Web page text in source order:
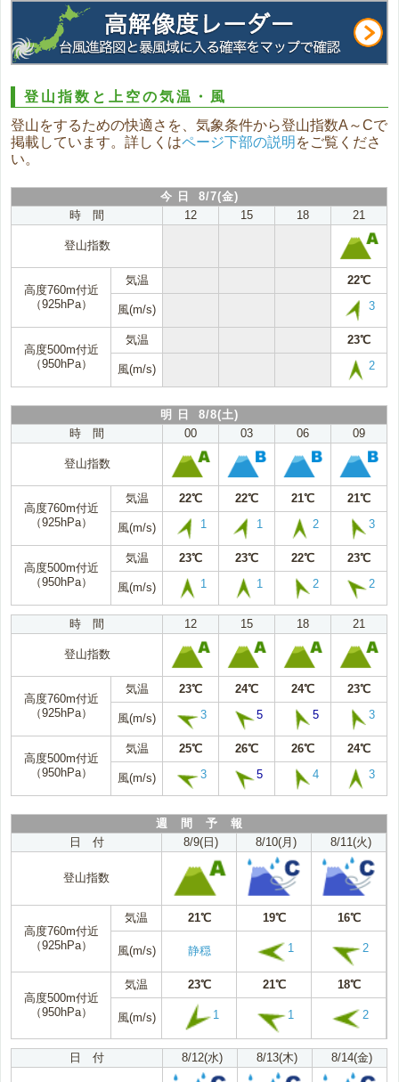
登山指数と上空の気温・風
登山をするための快適さを、気象条件から登山指数A～Cで
掲載しています。詳しくはページ下部の説明 をご覧くださ
い。
今 日 8/7(金)
時 間
12 15 18 21
登山指数
高度760m付近
（925hPa）
気温 22℃
風(m/s) 3
高度500m付近
（950hPa）
気温 23℃
風(m/s) 2
明 日 8/8(土)
時 間
00 03 06 09
登山指数
高度760m付近
（925hPa）
気温 22℃ 22℃ 21℃ 21℃
風(m/s) 1 1 2 3
高度500m付近
（950hPa）
気温 23℃ 23℃ 22℃ 23℃
風(m/s) 1 1 2 2
時 間 12 15 18 21
登山指数
高度760m付近
（925hPa）
気温 23℃ 24℃ 24℃ 23℃
風(m/s) 3 5 5 3
高度500m付近
（950hPa）
気温 25℃ 26℃ 26℃ 24℃
風(m/s) 3 5 4 3
週 間 予 報
日 付
8/9(日) 8/10(月) 8/11(火)
登山指数
高度760m付近
（925hPa）
気温 21℃ 19℃ 16℃
風(m/s) 静穏 1 2
高度500m付近
（950hPa）
気温 23℃ 21℃ 18℃
風(m/s) 1 1 2
日 付 8/12(水) 8/13(木) 8/14(金)